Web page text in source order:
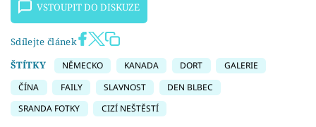
VSTOUPIT DO DISKUZE
Sdílejte článek
ŠTÍTKY
NĚMECKO KANADA DORT
GALERIE
ČÍNA
FAILY SLAVNOST
DEN BLBEC
SRANDA FOTKY
CIZÍ NEŠTĚSTÍ